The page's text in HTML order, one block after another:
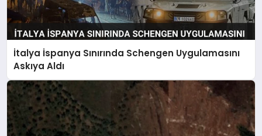
İtalya İspanya Sınırında Schengen Uygulamasını
Askıya Aldı